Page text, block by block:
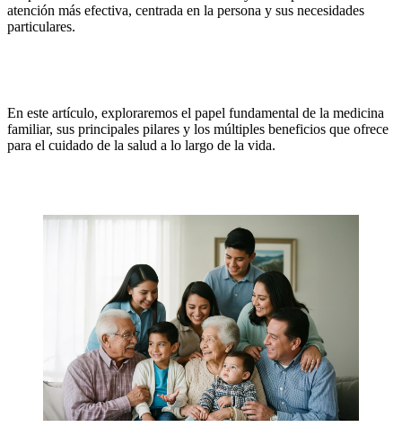
atención más efectiva, centrada en la persona y sus necesidades
particulares.
En este artículo, exploraremos el papel fundamental de la medicina
familiar, sus principales pilares y los múltiples beneficios que ofrece
para el cuidado de la salud a lo largo de la vida.